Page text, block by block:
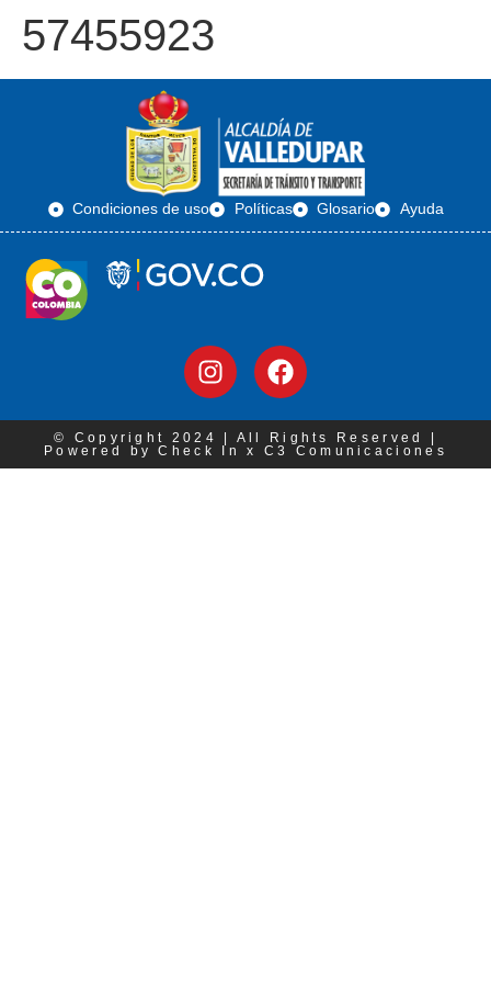
57455923
Condiciones de uso Políticas Glosario Ayuda
© Copyright 2024 | All Rights Reserved |
Powered by Check In x C3 Comunicaciones